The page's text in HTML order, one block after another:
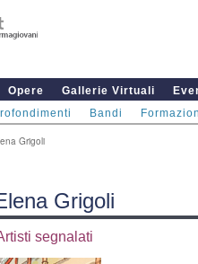
Opere Gallerie Virtuali
Bandi
Grigoli
Grigoli
segnalati